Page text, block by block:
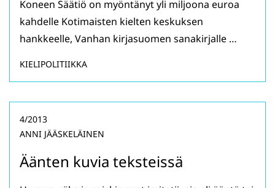
Koneen Säätiö on myöntänyt yli miljoona euroa
kahdelle Kotimaisten kielten keskuksen
hankkeelle, Vanhan kirjasuomen sanakirjalle …
KIELIPOLITIIKKA
Äänten kuvia teksteissä
4/2013
ANNI JÄÄSKELÄINEN